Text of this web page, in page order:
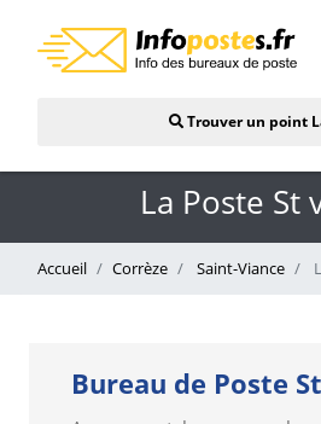
Trouver un point
La Poste St
Accueil Corrèze Saint-Viance
Bureau de Poste